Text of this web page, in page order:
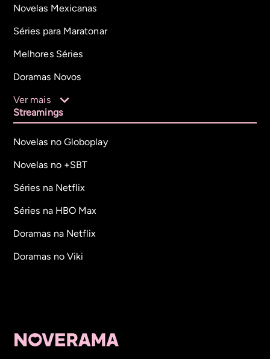
Novelas Mexicanas
Séries para Maratonar
Melhores Séries
Doramas Novos
Ver mais
Streamings
Novelas no Globoplay
Novelas no +SBT
Séries na Netflix
Séries na HBO Max
Doramas na Netflix
Doramas no Viki